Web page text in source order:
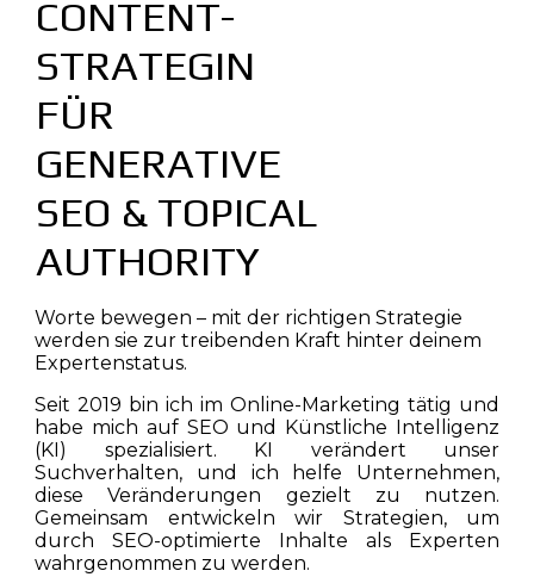
CONTENT-
STRATEGIN
FÜR
GENERATIVE
SEO & TOPICAL
AUTHORITY
Worte bewegen – mit der richtigen Strategie
werden sie zur treibenden Kraft hinter deinem
Expertenstatus.
Seit 2019 bin ich im Online-Marketing tätig und
habe mich auf SEO und Künstliche Intelligenz
(KI) spezialisiert. KI verändert unser
Suchverhalten, und ich helfe Unternehmen,
diese Veränderungen gezielt zu nutzen.
Gemeinsam entwickeln wir Strategien, um
durch SEO-optimierte Inhalte als Experten
wahrgenommen zu werden.